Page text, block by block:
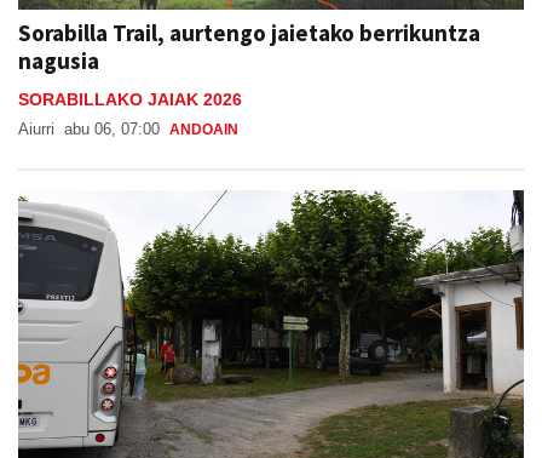
Sorabilla Trail, aurtengo jaietako berrikuntza
nagusia
SORABILLAKO JAIAK 2026
Aiurri abu 06, 07:00 ANDOAIN